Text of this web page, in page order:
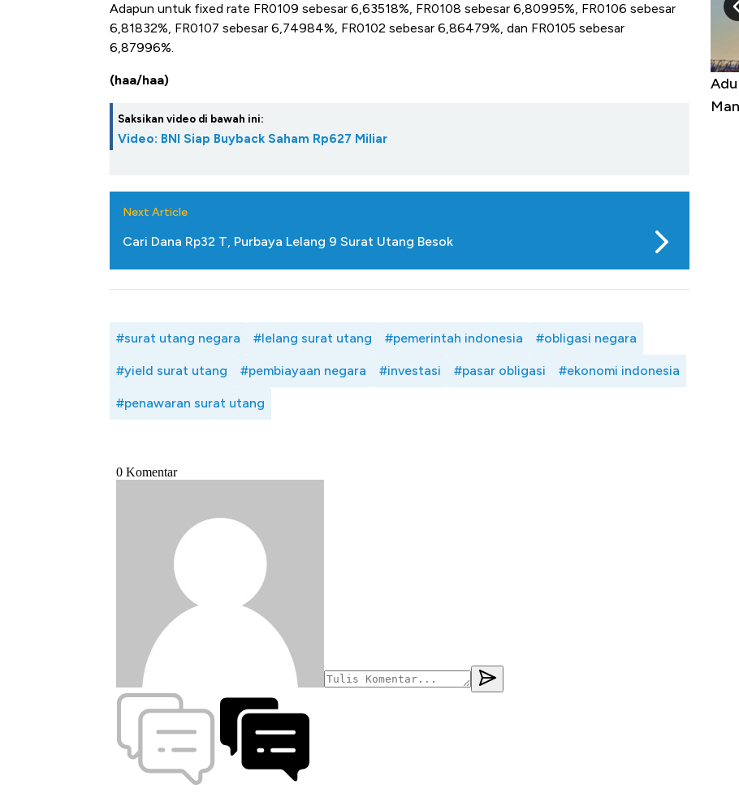
Adapun untuk fixed rate FR0109 sebesar 6,63518%, FR0108 sebesar 6,80995%, FR0106 sebesar
6,81832%, FR0107 sebesar 6,74984%, FR0102 sebesar 6,86479%, dan FR0105 sebesar
6,87996%.
(haa/haa)
Saksikan video di bawah ini:
Video: BNI Siap Buyback Saham Rp627 Miliar
Next Article
Cari Dana Rp32 T, Purbaya Lelang 9 Surat Utang Besok
#surat utang negara #lelang surat utang #pemerintah indonesia #obligasi negara
#yield surat utang #pembiayaan negara #investasi #pasar obligasi #ekonomi indonesia
#penawaran surat utang
Kongo Tutup Keran Ekspor, Harga
10